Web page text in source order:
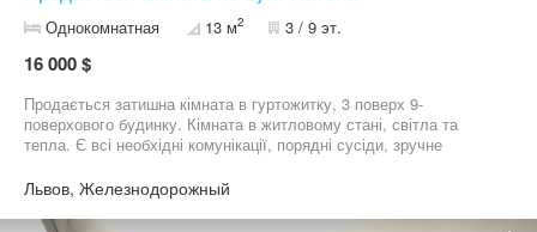
Однокомнатная 13 м2 3 / 9 эт.
16 000 $
Продається затишна кімната в гуртожитку, 3 поверх 9-
поверхового будинку. Кімната в житловому стані, світла та
тепла. Є всі необхідні комунікації, порядні сусіди, зручне
магазини, зупинки транспорту, швидкий доїзд до центру. •
Підходить для студентів, молодих сімей або як інвестиція під
оренду. Телефонуйте для детальної інформації та перегляду!
Львов, Железнодорожный